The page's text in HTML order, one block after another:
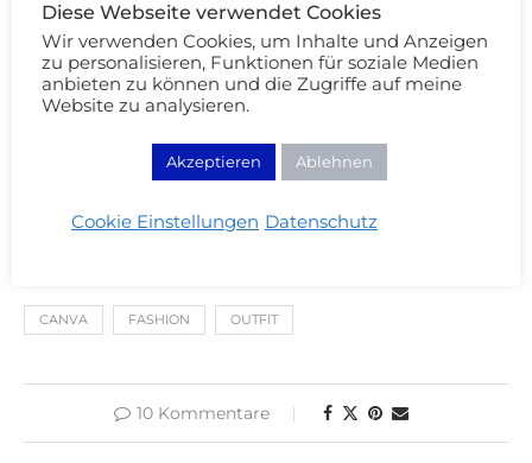
Wie behaltet ihr einen Überblick über
euren Kleiderschrank?
Schrankinventur etwas für euch?
CANVA FASHION OUTFIT
10 Kommentare
Diese Webseite verwendet Cookies
Wir verwenden Cookies, um Inhalte und Anzeigen
zu personalisieren, Funktionen für soziale Medien
anbieten zu können und die Zugriffe auf meine
Website zu analysieren.
Akzeptieren Ablehnen
Cookie Einstellungen Datenschutz